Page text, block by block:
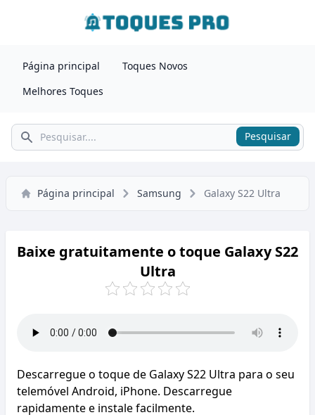
Página principal
Toques Novos
Melhores Toques
Pesquisar Pesquisar
Página principal Samsung Galaxy S22 Ultra
Baixe gratuitamente o toque Galaxy S22
Ultra
Descarregue o toque de Galaxy S22 Ultra para o seu
telemóvel Android, iPhone. Descarregue
rapidamente e instale facilmente.